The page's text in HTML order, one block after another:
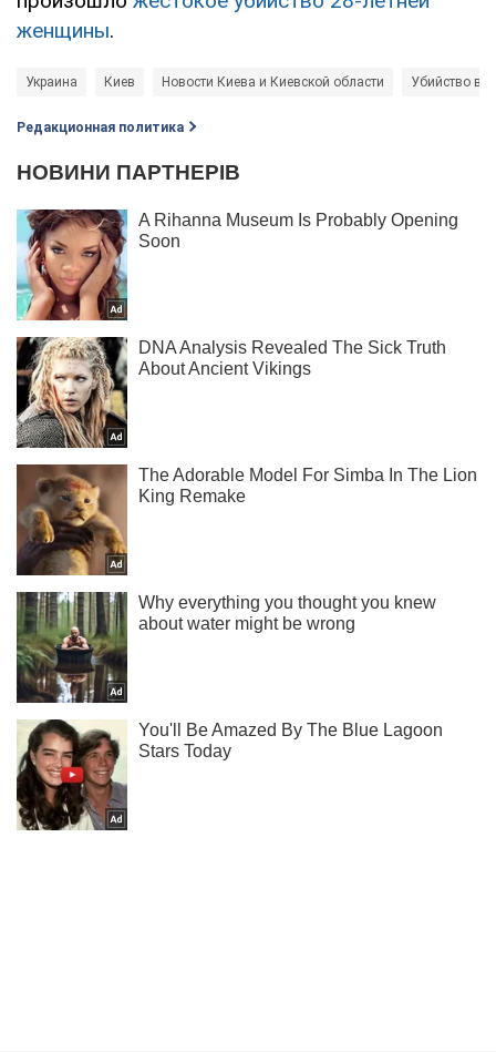
женщины.
Украина Киев Новости Киева и Киевской области Убийство в
Редакционная политика